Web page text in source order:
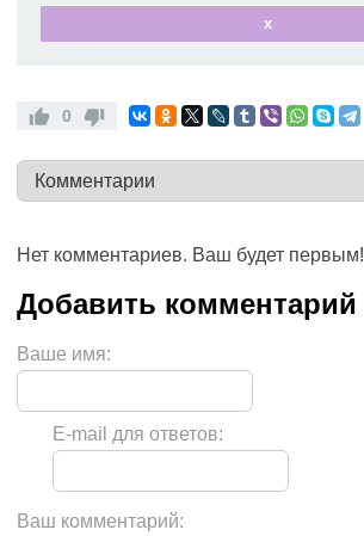
x
0
Нет комментариев. Ваш будет первым!
Ваше имя:
E-mail для ответов:
Ваш комментарий: